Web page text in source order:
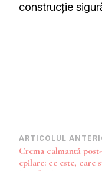
construcție
Navigare
în
ARTICOLUL
Crema calmantă post-
epilare: ce este, care